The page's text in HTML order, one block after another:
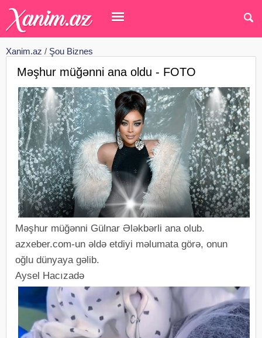
Xanim.az / Şou Biznes
Məşhur müğənni ana oldu - FOTO
Məşhur müğənni Gülnar Ələkbərli ana olub.
azxeber.com-un əldə etdiyi məlumata görə, onun
oğlu dünyaya gəlib.
Aysel Hacızadə